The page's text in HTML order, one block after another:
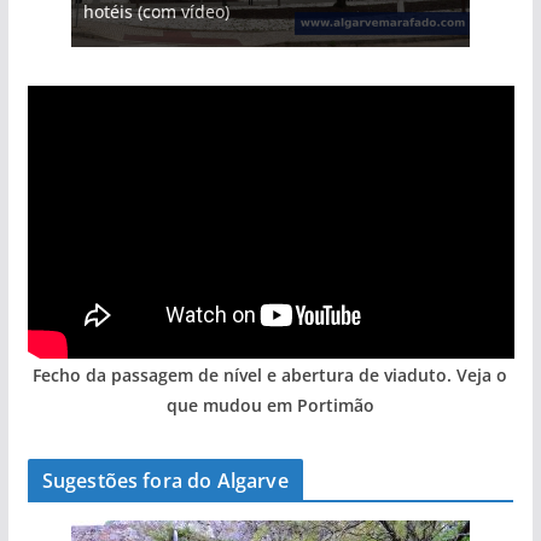
hotéis (com vídeo)
Algarve voltam a ter vida (com vídeo)
arribas em risco no Algarve (com vídeo)
gastronómica nasce no Algarve
entre redes e fábricas
Fecho da passagem de nível e abertura de viaduto. Veja o
que mudou em Portimão
Sugestões fora do Algarve